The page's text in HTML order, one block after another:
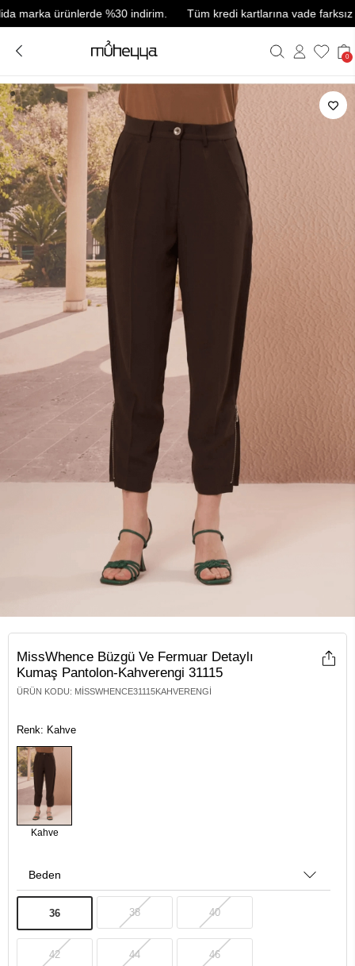
ürünlerde %30 indirim. Tüm kredi kartlarına vade farksız 3
0
MissWhence Büzgü Ve Fermuar Detaylı
Kumaş Pantolon-Kahverengi 31115
ÜRÜN KODU: MISSWHENCE31115KAHVERENGI
Renk: Kahve
Kahve
Beden
36 38 40
42 44 46